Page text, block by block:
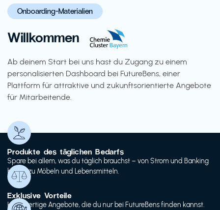
Onboarding-Materialien
Willkommen
Ab deinem Start bei uns hast du Zugang zu einem
personalisierten Dashboard bei FutureBens, einer
Plattform für attraktive und zukunftsorientierte Angebote
für Mitarbeitende.
Produkte des täglichen Bedarfs
Spare bei allem, was du täglich brauchst – von Strom und Banking
bis hin zu Möbeln und Lebensmitteln.
Exklusive Vorteile
Hochwertige Angebote, die du nur bei FutureBens finden kannst.